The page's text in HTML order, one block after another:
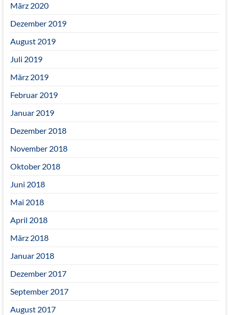
März 2020
Dezember 2019
August 2019
Juli 2019
März 2019
Februar 2019
Januar 2019
Dezember 2018
November 2018
Oktober 2018
Juni 2018
Mai 2018
April 2018
März 2018
Januar 2018
Dezember 2017
September 2017
August 2017